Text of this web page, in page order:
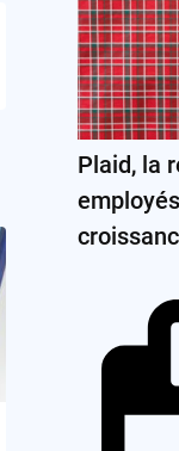
Plaid, la